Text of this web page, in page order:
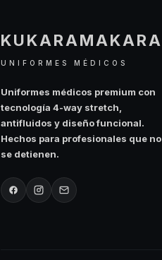
KUKARAMAKARA
UNIFORMES MÉDICOS
Uniformes médicos premium con
tecnología 4-way stretch,
antifluidos y diseño funcional.
Hechos para profesionales que no
se detienen.